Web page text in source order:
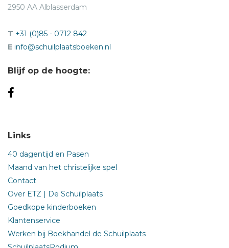
2950 AA Alblasserdam
T +31 (0)85 - 0712 842
E info@schuilplaatsboeken.nl
Blijf op de hoogte:
Links
40 dagentijd en Pasen
Maand van het christelijke spel
Contact
Over ETZ | De Schuilplaats
Goedkope kinderboeken
Klantenservice
Werken bij Boekhandel de Schuilplaats